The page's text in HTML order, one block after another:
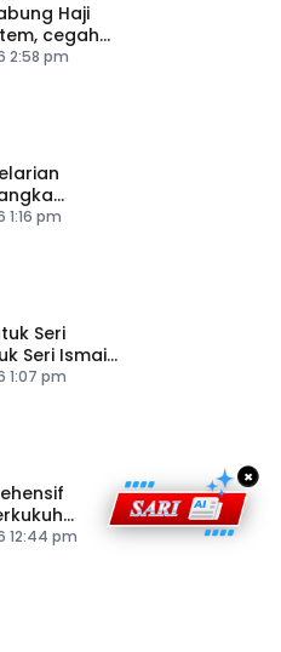
Haji
cegah
2:58 pm
keempat
1:16 pm
Seri
Seri Ismail
1:07 pm
12:44 pm
×